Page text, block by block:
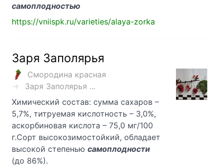
самоплодностью
https://vniispk.ru/varieties/alaya-zorka
Заря Заполярья
Смородина красная
Заря Заполярья ...
Химический состав: сумма сахаров –
5,7%, титруемая кислотность – 3,0%,
аскорбиновая кислота – 75,0 мг/100
г.Сорт высокозимостойкий, обладает
высокой степенью самоплодности
(до 86%).